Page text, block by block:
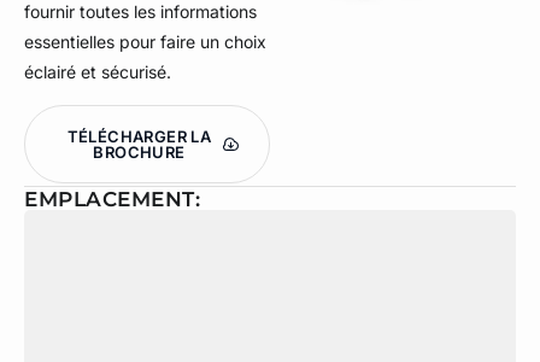
fournir toutes les informations
essentielles pour faire un choix
éclairé et sécurisé.
TÉLÉCHARGER LA
BROCHURE
EMPLACEMENT: